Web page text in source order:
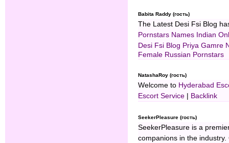
Babita Raddy (гость)
The Latest Desi Fsi Blog
Pornstars Names Indian
Desi Fsi Blog Priya Gamre
Female Russian Pornstars
NatashaRoy (гость)
Welcome to Hyderabad
Escort Service | Backlink
SeekerPleasure (гость)
SeekerPleasure is a
companions in the